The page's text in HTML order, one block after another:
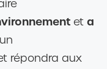
et a
répondra aux